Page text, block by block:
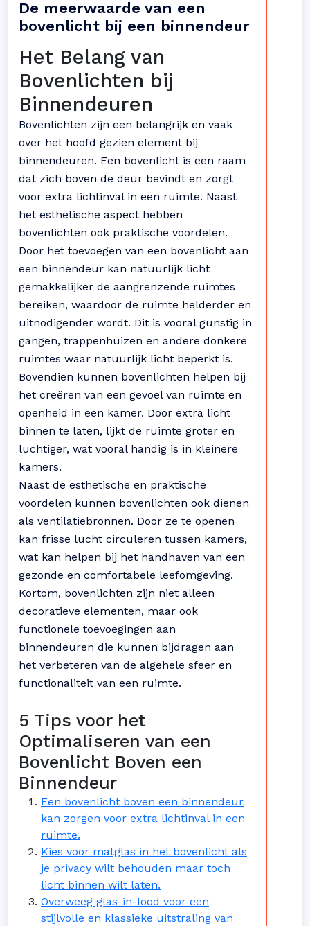
De meerwaarde van een
bovenlicht bij een binnendeur
Het Belang van
Bovenlichten bij
Binnendeuren
Bovenlichten zijn een belangrijk en vaak
over het hoofd gezien element bij
binnendeuren. Een bovenlicht is een raam
dat zich boven de deur bevindt en zorgt
voor extra lichtinval in een ruimte. Naast
het esthetische aspect hebben
bovenlichten ook praktische voordelen.
Door het toevoegen van een bovenlicht aan
een binnendeur kan natuurlijk licht
gemakkelijker de aangrenzende ruimtes
bereiken, waardoor de ruimte helderder en
uitnodigender wordt. Dit is vooral gunstig in
gangen, trappenhuizen en andere donkere
ruimtes waar natuurlijk licht beperkt is.
Bovendien kunnen bovenlichten helpen bij
het creëren van een gevoel van ruimte en
openheid in een kamer. Door extra licht
binnen te laten, lijkt de ruimte groter en
luchtiger, wat vooral handig is in kleinere
kamers.
Naast de esthetische en praktische
voordelen kunnen bovenlichten ook dienen
als ventilatiebronnen. Door ze te openen
kan frisse lucht circuleren tussen kamers,
wat kan helpen bij het handhaven van een
gezonde en comfortabele leefomgeving.
Kortom, bovenlichten zijn niet alleen
decoratieve elementen, maar ook
functionele toevoegingen aan
binnendeuren die kunnen bijdragen aan
het verbeteren van de algehele sfeer en
functionaliteit van een ruimte.
5 Tips voor het
Optimaliseren van een
Bovenlicht Boven een
Binnendeur
Een bovenlicht boven een binnendeur
kan zorgen voor extra lichtinval in een
ruimte.
Kies voor matglas in het bovenlicht als
je privacy wilt behouden maar toch
licht binnen wilt laten.
Overweeg glas-in-lood voor een
stijlvolle en klassieke uitstraling van